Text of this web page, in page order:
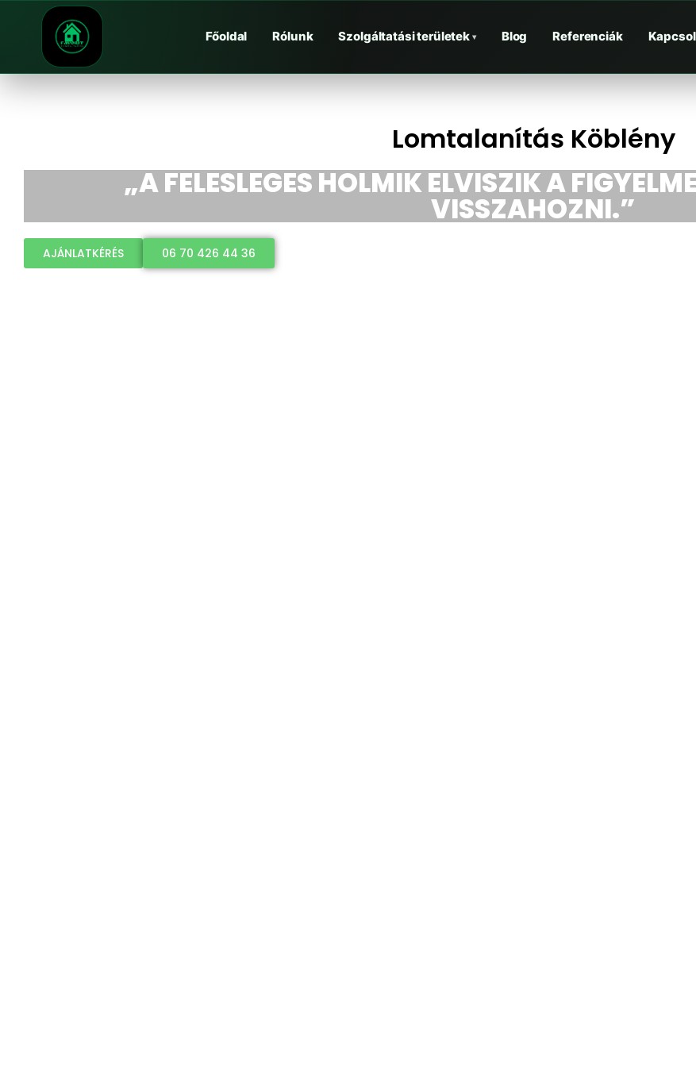
Főoldal Rólunk Szolgáltatási területek ▾ Blog Referenciák
Lomtalanítás Köblény
„A FELESLEGES HOLMIK ELVISZIK A
VISSZAHOZNI.”
AJÁNLATKÉRÉS 06 70 426 44 36